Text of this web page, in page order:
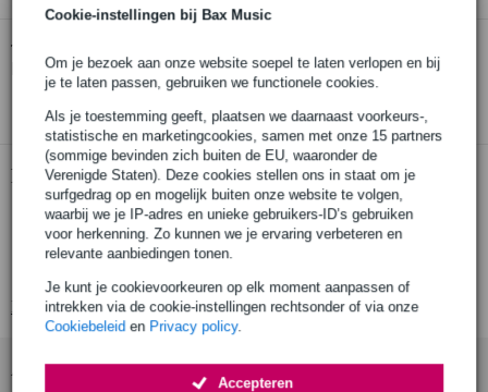
Cookie-instellingen bij Bax Music
Om je bezoek aan onze website soepel te laten verlopen en bij
je te laten passen, gebruiken we functionele cookies.
Als je toestemming geeft, plaatsen we daarnaast voorkeurs-,
statistische en marketingcookies, samen met onze 15 partners
(sommige bevinden zich buiten de EU, waaronder de
Verenigde Staten). Deze cookies stellen ons in staat om je
surfgedrag op en mogelijk buiten onze website te volgen,
waarbij we je IP-adres en unieke gebruikers-ID’s gebruiken
voor herkenning. Zo kunnen we je ervaring verbeteren en
relevante aanbiedingen tonen.
Je kunt je cookievoorkeuren op elk moment aanpassen of
intrekken via de cookie-instellingen rechtsonder of via onze
Cookiebeleid en Privacy policy.
Accepteren
Twijfel je of de
Bassbij je past? Doe de check.
Productinformatie
set van 4 snaren
geschikt voor: elektrische basgitaar
Bekijk alle productspecificaties
Accessoires (23)